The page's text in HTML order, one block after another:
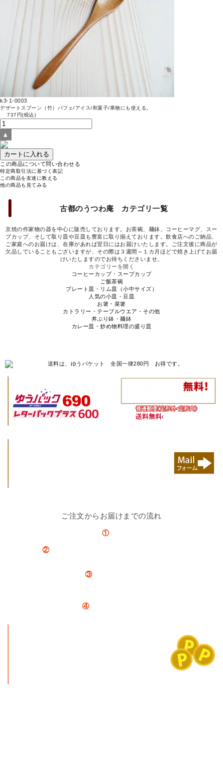
k3-1-0003
デザートスプーン（竹）パフェ/アイス/和菓子/果物にも使える。
737円(税込)
この商品について問い合わせる
特定商取引法に基づく表記
この商品を友達に教える
他の商品も見てみる
古都のうつわ庵 カテゴリ一覧
京焼の作家物の器を中心に販売しております。お茶碗、麺鉢、コーヒーマグ、スー
プカップ、そして取り皿や豆皿も豊富に取り揃えております。飲食店へのご納品、
ご家庭へのお届けは、在庫があれば翌日にはお届けいたします。ご注文後に商品が
欠品していることもございますが、その際は３週間～１カ月ほどで焼き上げてお届
けいたしますのでお待ちくださいませ。
カテゴリーを開く
コーヒーカップ・スープカップ
ご飯茶碗
プレート皿・リム皿（小中サイズ）
人気の小皿・豆皿
お箸・菜箸
カトラリー・テーブルウエア・その他
丼ぶり鉢・麺鉢
カレー皿・炒め物料理の盛り皿
ご注文からお届けまでの流れ
①注文
②
③お支払い手続き。
④商品発送。ご納品。